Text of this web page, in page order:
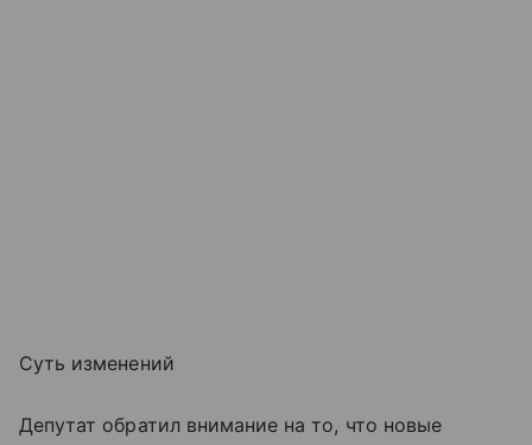
Суть изменений
Депутат обратил внимание на то, что новые